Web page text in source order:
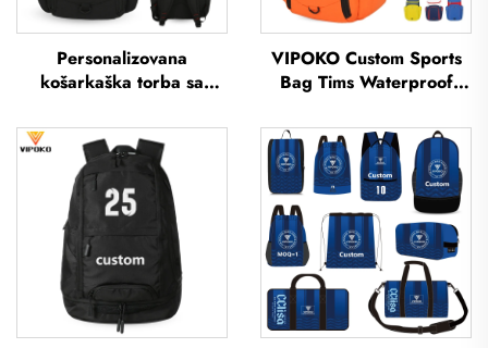
Personalizovana
košarkaška torba sa
Vodootporna sportivna
škola Termalna
sublimacija Nogometna
košarkaška torba
VIPOKO Custom Sports
Bag Tims Waterproof
logotipom Casual
Basketball Sports Bag
Travel Basketball Bag